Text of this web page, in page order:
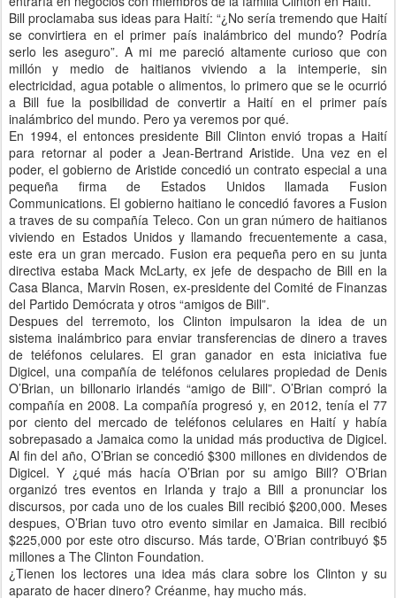
Bill proclamaba sus ideas para Haití: “¿No sería tremendo que Haití
se convirtiera en el primer país inalámbrico del mundo? Podría
serlo les aseguro”. A mi me pareció altamente curioso que con
millón y medio de haitianos viviendo a la intemperie, sin
electricidad, agua potable o alimentos, lo primero que se le ocurrió
a Bill fue la posibilidad de convertir a Haití en el primer país
inalámbrico del mundo. Pero ya veremos por qué.
En 1994, el entonces presidente Bill Clinton envió tropas a Haití
para retornar al poder a Jean-Bertrand Aristide. Una vez en el
poder, el gobierno de Aristide concedió un contrato especial a una
pequeña firma de Estados Unidos llamada Fusion
Communications. El gobierno haitiano le concedió favores a Fusion
a traves de su compañía Teleco. Con un gran número de haitianos
viviendo en Estados Unidos y llamando frecuentemente a casa,
este era un gran mercado. Fusion era pequeña pero en su junta
directiva estaba Mack McLarty, ex jefe de despacho de Bill en la
Casa Blanca, Marvin Rosen, ex-presidente del Comité de Finanzas
del Partido Demócrata y otros “amigos de Bill”.
Despues del terremoto, los Clinton impulsaron la idea de un
sistema inalámbrico para enviar transferencias de dinero a traves
de teléfonos celulares. El gran ganador en esta iniciativa fue
Digicel, una compañía de teléfonos celulares propiedad de Denis
O’Brian, un billonario irlandés “amigo de Bill”. O’Brian compró la
compañía en 2008. La compañía progresó y, en 2012, tenía el 77
por ciento del mercado de teléfonos celulares en Haití y había
sobrepasado a Jamaica como la unidad más productiva de Digicel.
Al fin del año, O’Brian se concedió $300 millones en dividendos de
Digicel. Y ¿qué más hacía O’Brian por su amigo Bill? O’Brian
organizó tres eventos en Irlanda y trajo a Bill a pronunciar los
discursos, por cada uno de los cuales Bill recibió $200,000. Meses
despues, O’Brian tuvo otro evento similar en Jamaica. Bill recibió
$225,000 por este otro discurso. Más tarde, O’Brian contribuyó $5
millones a The Clinton Foundation.
¿Tienen los lectores una idea más clara sobre los Clinton y su
aparato de hacer dinero? Créanme, hay mucho más.